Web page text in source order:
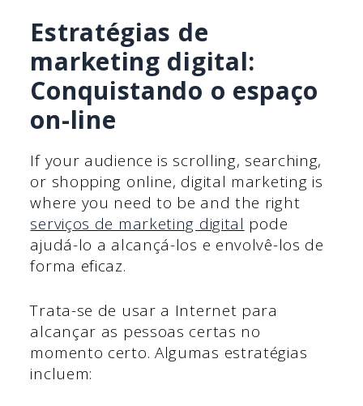
Estratégias de
marketing digital:
Conquistando o espaço
on-line
If your audience is scrolling, searching,
or shopping online, digital marketing is
where you need to be and the right
serviços de marketing digital pode
ajudá-lo a alcançá-los e envolvê-los de
forma eficaz.
Trata-se de usar a Internet para
alcançar as pessoas certas no
momento certo. Algumas estratégias
incluem: